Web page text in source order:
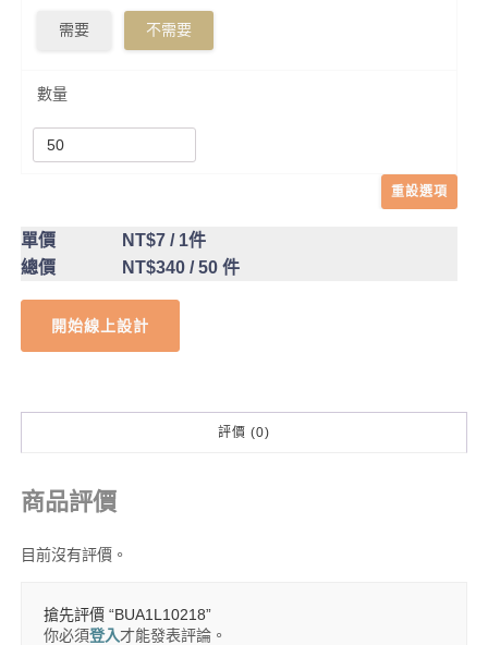
需要 不需要
數量
重設選項
單價 NT$7/ 1件
總價
NT$340/ 50 件
開始線上設計
評價 (0)
商品評價
目前沒有評價。
搶先評價 “BUA1L10218”
你必須登入才能發表評論。